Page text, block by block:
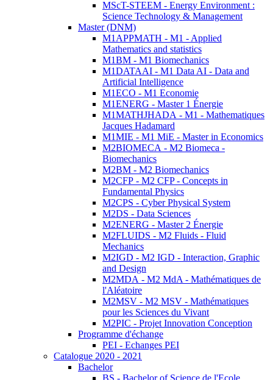
MScT-STEEM - Energy Environment :
Science Technology & Management
Master (DNM)
M1APPMATH - M1 - Applied
Mathematics and statistics
M1BM - M1 Biomechanics
M1DATAAI - M1 Data AI - Data and
Artificial Intelligence
M1ECO - M1 Economie
M1ENERG - Master 1 Énergie
M1MATHJHADA - M1 - Mathematiques
Jacques Hadamard
M1MIE - M1 MiE - Master in Economics
M2BIOMECA - M2 Biomeca -
Biomechanics
M2BM - M2 Biomechanics
M2CFP - M2 CFP - Concepts in
Fundamental Physics
M2CPS - Cyber Physical System
M2DS - Data Sciences
M2ENERG - Master 2 Énergie
M2FLUIDS - M2 Fluids - Fluid
Mechanics
M2IGD - M2 IGD - Interaction, Graphic
and Design
M2MDA - M2 MdA - Mathématiques de
l'Aléatoire
M2MSV - M2 MSV - Mathématiques
pour les Sciences du Vivant
M2PIC - Projet Innovation Conception
Programme d'échange
PEI - Echanges PEI
Catalogue 2020 - 2021
Bachelor
BS - Bachelor of Science de l'Ecole